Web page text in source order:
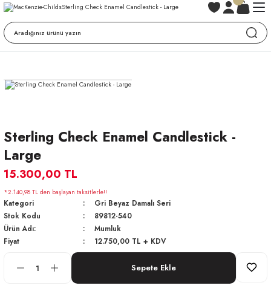
Sterling Check Enamel Candlestick -
Large
15.300,00 TL
*2.140,98 TL den başlayan taksitlerle!!
Kategori
Gri Beyaz Damalı Seri
Stok Kodu
89812-540
Ürün Adı:
Mumluk
Fiyat
12.750,00 TL + KDV
Sepete Ekle